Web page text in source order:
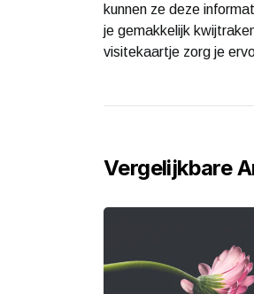
kunnen ze deze
je gemakkelijk
visitekaartje zorg je
Vergelijkbare